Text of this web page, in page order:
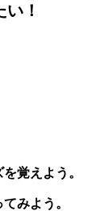
！
覚えよう。
みよう。